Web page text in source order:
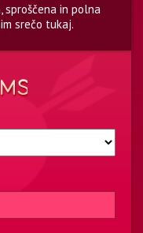
sproščena in polna
srečo tukaj.